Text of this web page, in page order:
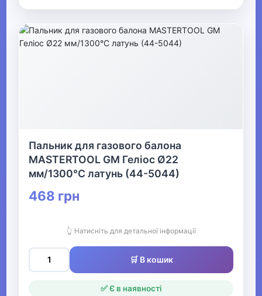
Музичні інструменти та обладнання
▶ Одяг, взуття та аксесуари
▶ Офіс, школа, книги
Пальник для газового балона
MASTERTOOL GM Геліос Ø22
мм/1300°С латунь (44-5044)
468 грн
👆 Натисніть для детальної інформації
🛒 В кошик
✅ Є в наявності